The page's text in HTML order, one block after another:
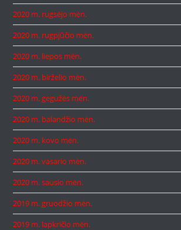
2020 m. rugsėjo mėn.
2020 m. rugpjūčio mėn.
2020 m. liepos mėn.
2020 m. birželio mėn.
2020 m. gegužės mėn.
2020 m. balandžio mėn.
2020 m. kovo mėn.
2020 m. vasario mėn.
2020 m. sausio mėn.
2019 m. gruodžio mėn.
2019 m. lapkričio mėn.